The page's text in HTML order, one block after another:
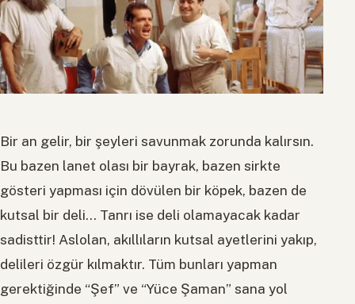
Bir an gelir, bir şeyleri savunmak zorunda kalırsın.
Bu bazen lanet olası bir bayrak, bazen sirkte
gösteri yapması için dövülen bir köpek, bazen de
kutsal bir deli… Tanrı ise deli olamayacak kadar
sadisttir! Aslolan, akıllıların kutsal ayetlerini yakıp,
delileri özgür kılmaktır. Tüm bunları yapman
gerektiğinde “Şef” ve “Yüce Şaman” sana yol